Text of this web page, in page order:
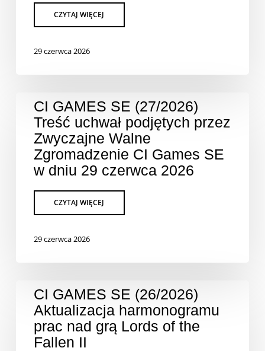
29 czerwca 2026
CI GAMES SE (27/2026)
Treść uchwał podjętych przez
Zwyczajne Walne
Zgromadzenie CI Games SE
w dniu 29 czerwca 2026
29 czerwca 2026
CI GAMES SE (26/2026)
Aktualizacja harmonogramu
prac nad grą Lords of the
Fallen II